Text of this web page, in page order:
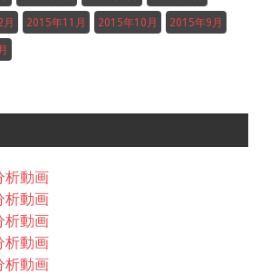
2015年11月 2015年10月 2015年9月
析動画
析動画
析動画
析動画
析動画